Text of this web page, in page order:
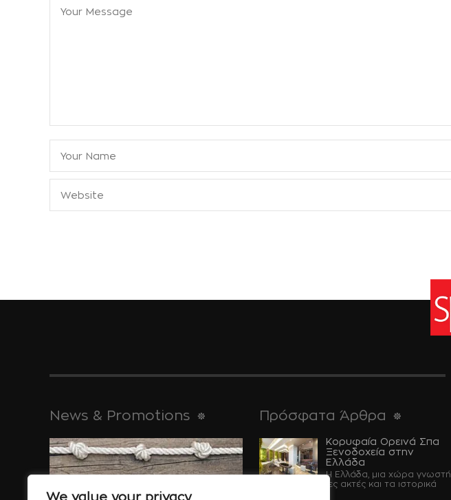
We value your privacy
News & Promotions Πρόσφατα Άρθρα
Κορυφαία Ορεινά Σπα
Ξενοδοχεία στην
Ελλάδα
Η Ελλάδα, μια χώρα γνωστή
για τις απέραντες ακτές και τα ιστορικά